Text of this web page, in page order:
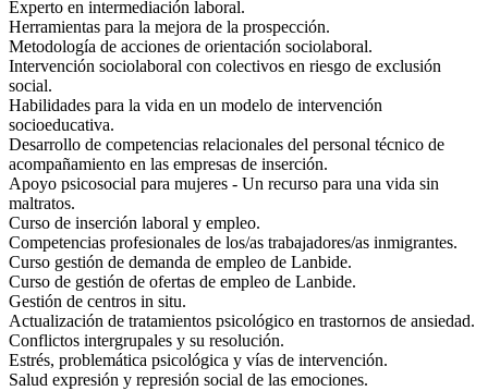
Experto en intermediación laboral.
Herramientas para la mejora de la prospección.
Metodología de acciones de orientación sociolaboral.
Intervención sociolaboral con colectivos en riesgo de exclusión
social.
Habilidades para la vida en un modelo de intervención
socioeducativa.
Desarrollo de competencias relacionales del personal técnico de
acompañamiento en las empresas de inserción.
Apoyo psicosocial para mujeres - Un recurso para una vida sin
maltratos.
Curso de inserción laboral y empleo.
Competencias profesionales de los/as trabajadores/as inmigrantes.
Curso gestión de demanda de empleo de Lanbide.
Curso de gestión de ofertas de empleo de Lanbide.
Gestión de centros in situ.
Actualización de tratamientos psicológico en trastornos de ansiedad.
Conflictos intergrupales y su resolución.
Estrés, problemática psicológica y vías de intervención.
Salud expresión y represión social de las emociones.